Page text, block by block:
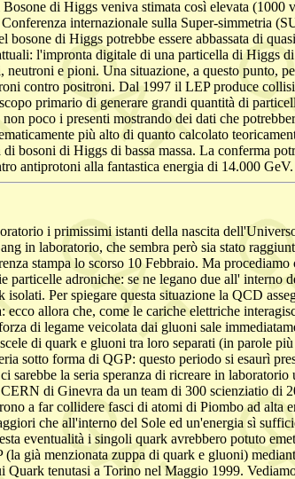
di Higgs veniva stimata così elevata (1000
internazionale sulla Super-simmetria
di Higgs potrebbe essere abbassata di
l'impronta digitale di una particella di Higgs di
e pioni. Una situazione, a questo punto,
contro positroni. Dal 1997 il LEP produce
primario di generare grandi quantità di
poco i presenti mostrando dei dati che
più alto di quanto calcolato
bosoni di Higgs di bassa massa. La conferma
antiprotoni alla fantastica energia di 14.000 GeV.
i primissimi istanti della nascita
in laboratorio, che sembra però sia stato
stampa lo scorso 10 Febbraio. Ma procediamo
adroniche: se ne legano due all' interno
Per spiegare questa situazione la QCD
allora che, come le cariche elettriche
di legame veicolata dai gluoni sale
di quark e gluoni tra loro separati (in parole
sotto forma di QGP: questo periodo si esaurì
la seria speranza di ricreare in
di Ginevra da un team di 300 scienziatio di
a far collidere fasci di atomi di Piombo ad alta
che all'interno del Sole ed un'energia sì
eventualità i singoli quark avrebbero potuto
già menzionata zuppa di quark e gluoni)
tenutasi a Torino nel Maggio 1999.